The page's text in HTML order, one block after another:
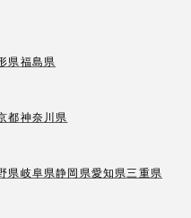
県福島県
都神奈川県
県岐阜県静岡県愛知県三重県